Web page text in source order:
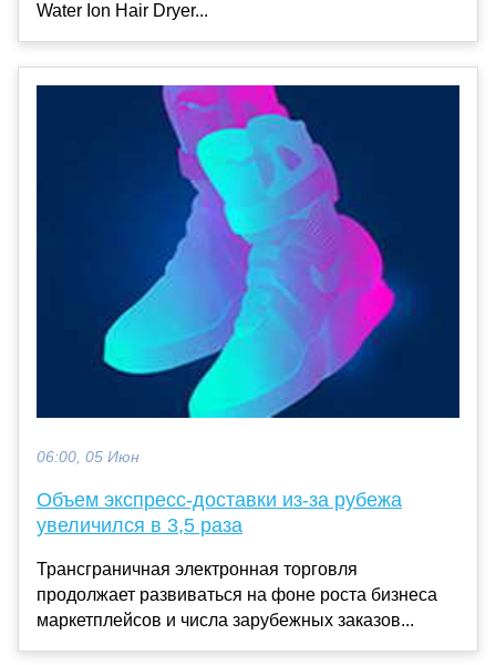
Water Ion Hair Dryer...
06:00, 05 Июн
Объем экспресс-доставки из-за рубежа
увеличился в 3,5 раза
Трансграничная электронная торговля
продолжает развиваться на фоне роста бизнеса
маркетплейсов и числа зарубежных заказов...